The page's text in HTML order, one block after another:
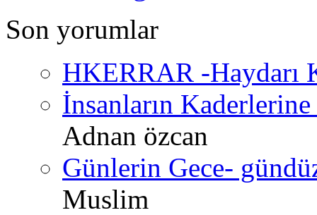
Son yorumlar
HKERRAR -Haydarı
İnsanların
Adnan özcan
Günlerin Gece-
Muslim